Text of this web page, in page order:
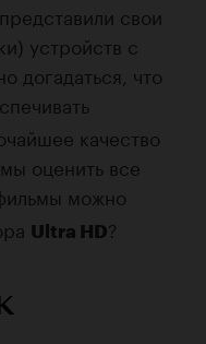
свои
устройств с
догадаться, что
качество
оценить все
можно
Ultra HD?